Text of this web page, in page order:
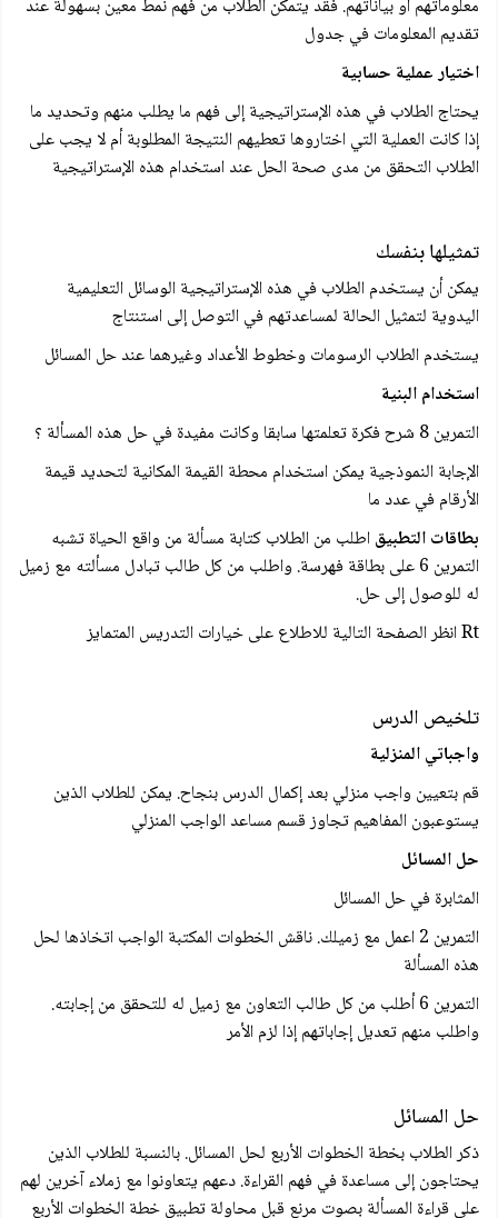
معلوماتهم أو بياناتهم. فقد يتمكن الطلاب من فهم نمط معين بسهولة عند
تقديم المعلومات في جدول
اختیار عملية حسابية
يحتاج الطلاب في هذه الإستراتيجية إلى فهم ما يطلب منهم وتحديد ما
إذا كانت العملية التي اختاروها تعطيهم النتيجة المطلوبة أم لا يجب على
الطلاب التحقق من مدى صحة الحل عند استخدام هذه الإستراتيجية
تمثيلها بنفسك
يمكن أن يستخدم الطلاب في هذه الإستراتيجية الوسائل التعليمية
اليدوية لتمثيل الحالة لمساعدتهم في التوصل إلى استنتاج
يستخدم الطلاب الرسومات وخطوط الأعداد وغيرهما عند حل المسائل
استخدام البنية
التمرين 8 شرح فكرة تعلمتها سابقا وكانت مفيدة في حل هذه المسألة ؟
الإجابة النموذجية يمكن استخدام محطة القيمة المكانية لتحديد قيمة
الأرقام في عدد ما
بطاقات التطبيق اطلب من الطلاب كتابة مسألة من واقع الحياة تشبه
التمرين 6 على بطاقة فهرسة. واطلب من كل طالب تبادل مسألته مع زميل
له للوصول إلى حل.
Rt انظر الصفحة التالية للاطلاع على خيارات التدريس المتمایز
تلخيص الدرس
واجباتي المنزلية
قم بتعيين واجب منزلي بعد إكمال الدرس بنجاح. يمكن للطلاب الذين
يستوعبون المفاهيم تجاوز قسم مساعد الواجب المنزلي
حل المسائل
المثابرة في حل المسائل
التمرين 2 اعمل مع زميلك. ناقش الخطوات المكتبة الواجب اتخاذها لحل
هذه المسألة
التمرين 6 أطلب من كل طالب التعاون مع زميل له للتحقق من إجابته.
واطلب منهم تعديل إجاباتهم إذا لزم الأمر
حل المسائل
ذكر الطلاب بخطة الخطوات الأربع لحل المسائل. بالنسبة للطلاب الذين
يحتاجون إلى مساعدة في فهم القراءة. دعهم يتعاونوا مع زملاء آخرين لهم
على قراءة المسألة بصوت مرنع قبل محاولة تطبيق خطة الخطوات الأربع